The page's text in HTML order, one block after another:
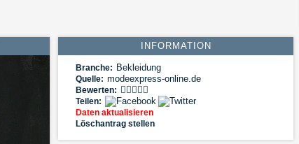
INFORMATION
Branche: Bekleidung
Quelle: modeexpress-online.de
Bewerten:
Teilen:
Daten aktualisieren
Löschantrag stellen